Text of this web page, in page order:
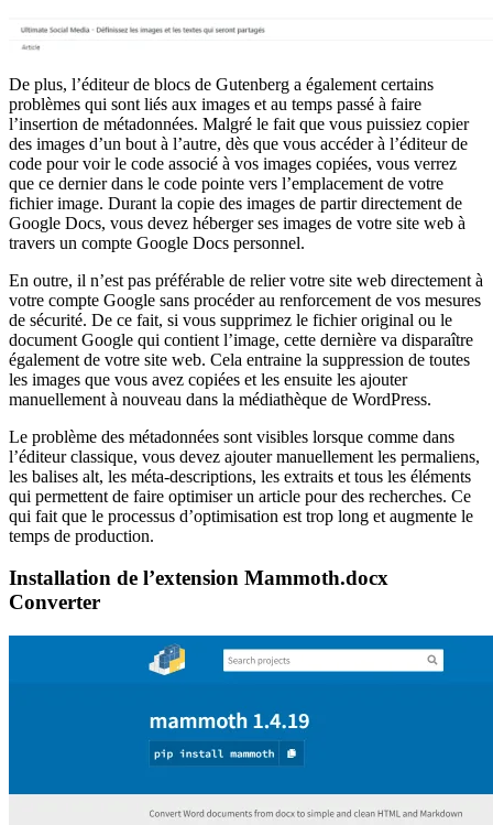
De plus, l’éditeur de blocs de Gutenberg a également certains
problèmes qui sont liés aux images et au temps passé à faire
l’insertion de métadonnées. Malgré le fait que vous puissiez copier
des images d’un bout à l’autre, dès que vous accéder à l’éditeur de
code pour voir le code associé à vos images copiées, vous verrez
que ce dernier dans le code pointe vers l’emplacement de votre
fichier image. Durant la copie des images de partir directement de
Google Docs, vous devez héberger ses images de votre site web à
travers un compte Google Docs personnel.
En outre, il n’est pas préférable de relier votre site web directement à
votre compte Google sans procéder au renforcement de vos mesures
de sécurité. De ce fait, si vous supprimez le fichier original ou le
document Google qui contient l’image, cette dernière va disparaître
également de votre site web. Cela entraine la suppression de toutes
les images que vous avez copiées et les ensuite les ajouter
manuellement à nouveau dans la médiathèque de WordPress.
Le problème des métadonnées sont visibles lorsque comme dans
l’éditeur classique, vous devez ajouter manuellement les permaliens,
les balises alt, les méta-descriptions, les extraits et tous les éléments
qui permettent de faire optimiser un article pour des recherches. Ce
qui fait que le processus d’optimisation est trop long et augmente le
temps de production.
Installation de l’extension Mammoth.docx
Converter